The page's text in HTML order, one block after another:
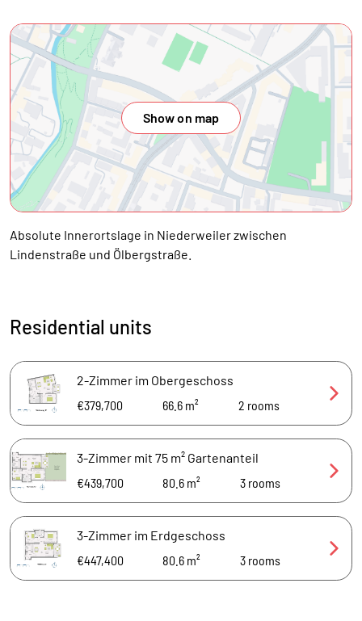
Show on map
Absolute Innerortslage in Niederweiler zwischen
Lindenstraße und Ölbergstraße.
Residential units
2-Zimmer im Obergeschoss
€379,700
66.6 m² 2 rooms
3-Zimmer mit 75 m² Gartenanteil
€439,700
80.6 m² 3 rooms
3-Zimmer im Erdgeschoss
€447,400
80.6 m² 3 rooms